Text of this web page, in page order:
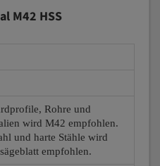
M42 HSS
Rohre und
wird M42 empfohlen.
und harte Stähle wird
empfohlen.